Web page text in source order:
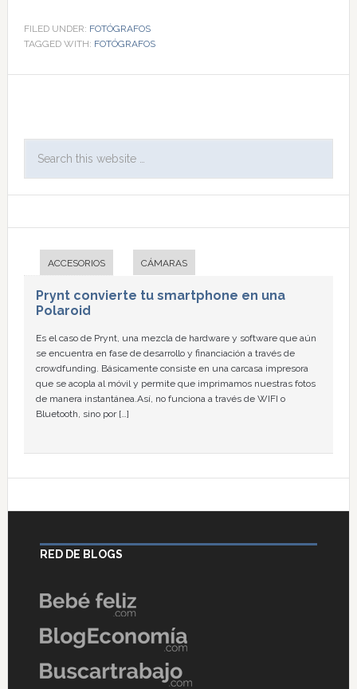
FILED UNDER: FOTÓGRAFOS
TAGGED WITH: FOTÓGRAFOS
ACCESORIOS CÁMARAS
Prynt convierte tu smartphone en una
Polaroid
Es el caso de Prynt, una mezcla de hardware y software que aún
se encuentra en fase de desarrollo y financiación a través de
crowdfunding. Básicamente consiste en una carcasa impresora
que se acopla al móvil y permite que imprimamos nuestras fotos
de manera instantánea.Así, no funciona a través de WIFI o
Bluetooth, sino por […]
RED DE BLOGS